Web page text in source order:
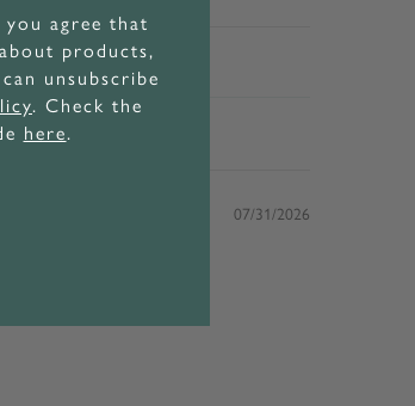
07/31/2026
agree that
products,
unsubscribe
. Check the
here.